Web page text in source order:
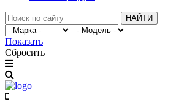
НАЙТИ
Показать
Сбросить